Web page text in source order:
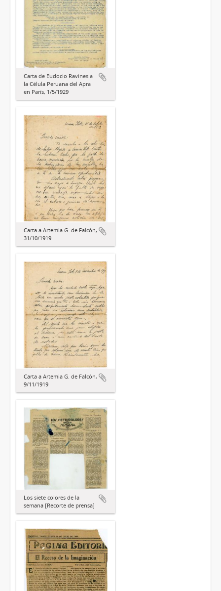
Carta de Eudocio Ravines a
la Célula Peruana del Apra
en París, 1/5/1929
Carta a Artemia G. de Falcón,
31/10/1919
Carta a Artemia G. de Falcón,
9/11/1919
Los siete colores de la
semana [Recorte de prensa]